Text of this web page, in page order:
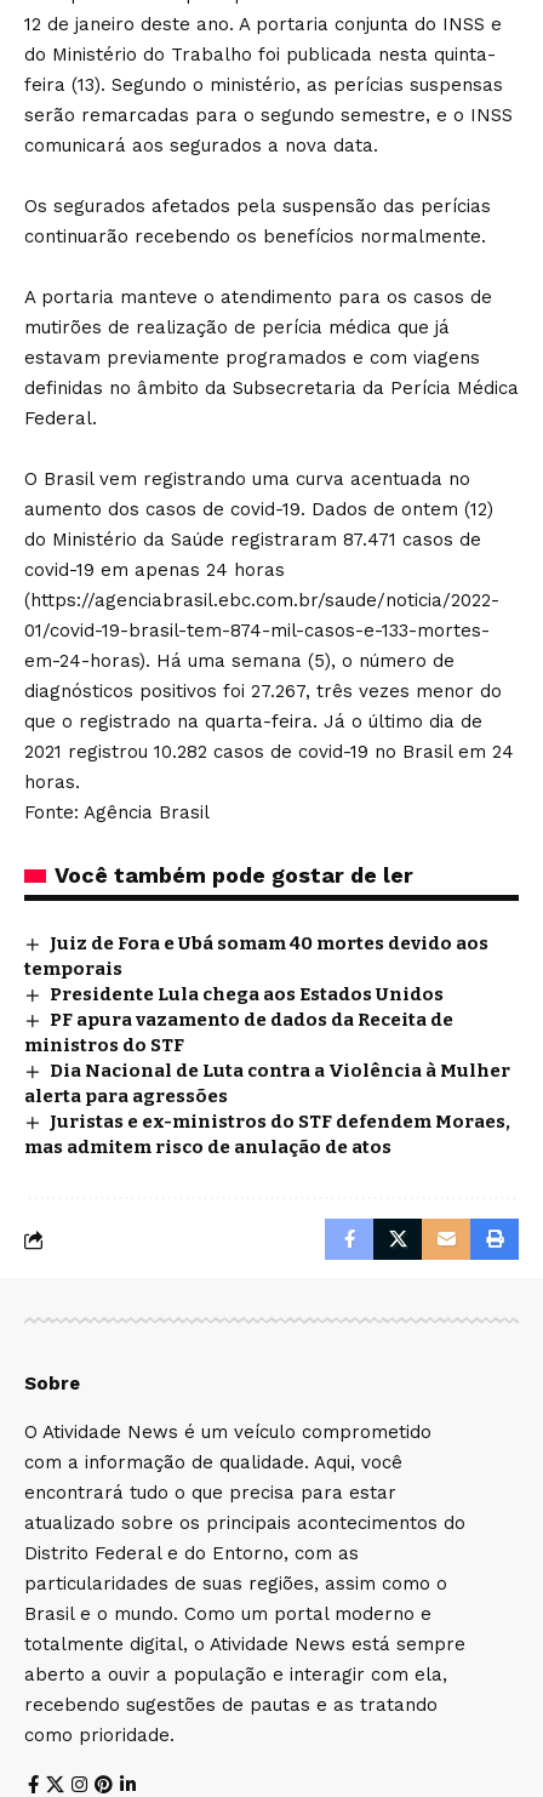
12 de janeiro deste ano. A portaria conjunta do INSS e
do Ministério do Trabalho foi publicada nesta quinta-
feira (13). Segundo o ministério, as perícias suspensas
serão remarcadas para o segundo semestre, e o INSS
comunicará aos segurados a nova data.
Os segurados afetados pela suspensão das perícias
continuarão recebendo os benefícios normalmente.
A portaria manteve o atendimento para os casos de
mutirões de realização de perícia médica que já
estavam previamente programados e com viagens
definidas no âmbito da Subsecretaria da Perícia Médica
Federal.
O Brasil vem registrando uma curva acentuada no
aumento dos casos de covid-19. Dados de ontem (12)
do Ministério da Saúde registraram 87.471 casos de
covid-19 em apenas 24 horas
(https://agenciabrasil.ebc.com.br/saude/noticia/2022-
01/covid-19-brasil-tem-874-mil-casos-e-133-mortes-
em-24-horas). Há uma semana (5), o número de
diagnósticos positivos foi 27.267, três vezes menor do
que o registrado na quarta-feira. Já o último dia de
2021 registrou 10.282 casos de covid-19 no Brasil em 24
horas.
Fonte: Agência Brasil
Você também pode gostar de ler
Juiz de Fora e Ubá somam 40 mortes devido aos
temporais
Presidente Lula chega aos Estados Unidos
PF apura vazamento de dados da Receita de
ministros do STF
Dia Nacional de Luta contra a Violência à Mulher
alerta para agressões
Juristas e ex-ministros do STF defendem Moraes,
mas admitem risco de anulação de atos
Sobre
O Atividade News é um veículo comprometido
com a informação de qualidade. Aqui, você
encontrará tudo o que precisa para estar
atualizado sobre os principais acontecimentos do
Distrito Federal e do Entorno, com as
particularidades de suas regiões, assim como o
Brasil e o mundo. Como um portal moderno e
totalmente digital, o Atividade News está sempre
aberto a ouvir a população e interagir com ela,
recebendo sugestões de pautas e as tratando
como prioridade.